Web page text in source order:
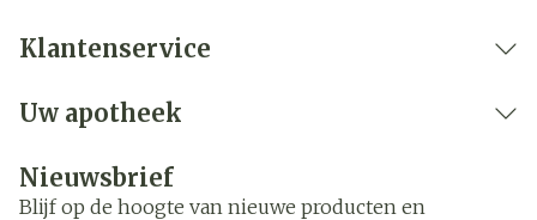
Klantenservice
Uw apotheek
Nieuwsbrief
Blijf op de hoogte van nieuwe producten en